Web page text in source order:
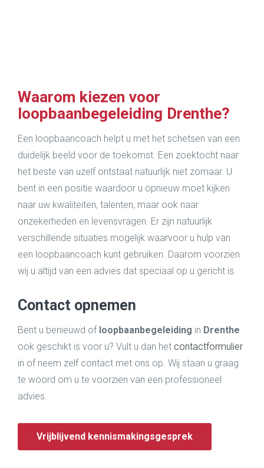
Waarom kiezen voor
loopbaanbegeleiding Drenthe?
Een loopbaancoach helpt u met het schetsen van een
duidelijk beeld voor de toekomst. Een zoektocht naar
het beste van uzelf ontstaat natuurlijk niet zomaar. U
bent in een positie waardoor u opnieuw moet kijken
naar uw kwaliteiten, talenten, maar ook naar
onzekerheden en levensvragen. Er zijn natuurlijk
verschillende situaties mogelijk waarvoor u hulp van
een loopbaancoach kunt gebruiken. Daarom voorzien
wij u altijd van een advies dat speciaal op u gericht is.
Contact opnemen
Bent u benieuwd of loopbaanbegeleiding in Drenthe
ook geschikt is voor u? Vult u dan het contactformulier
in of neem zelf contact met ons op. Wij staan u graag
te woord om u te voorzien van een professioneel
advies.
Vrijblijvend kennismakingsgesprek